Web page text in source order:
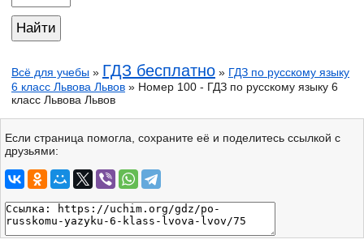
Всё для учебы » ГДЗ бесплатно » ГДЗ по русскому языку
6 класс Львова Львов » Номер 100 - ГДЗ по русскому языку 6
класс Львова Львов
Если страница помогла, сохраните её и поделитесь ссылкой с
друзьями: